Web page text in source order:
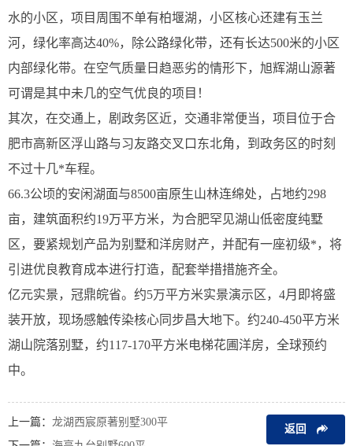
水的小区，项目周围不单有柏堰湖，小区核心还建有玉兰
河，绿化率高达40%，除公路绿化带，还有长达500米的小区
内部绿化带。在空气质量日趋恶劣的情形下，旭辉湖山源著
可谓是其中未几的空气优良的项目！
其次，在交通上，剧政务区近，交通非常便当，项目位于合
肥市高新区浮山路与习友路交叉口东北角，到政务区的时刻
不过十几*车程。
66.3公顷的安闲湖面与8500亩原生山林连绵处，占地约298
亩，建筑面积约19万平方米，为合肥罕见湖山低密度纯墅
区，要紧规划产品为别墅和洋房财产，并配有一座初级*，将
引进优良教育成本进行打造，配套举措措施齐全。
亿元实景，冠鼎皖省。约5万平方米实景演示区，4月即将盛
装开放，现场感触传染核心同步昌大地下。约240-450平方米
湖山院落别墅，约117-170平方米电梯花圃洋房，全球预约
中。
上一篇： 龙湖西宸原著别墅300平
返回